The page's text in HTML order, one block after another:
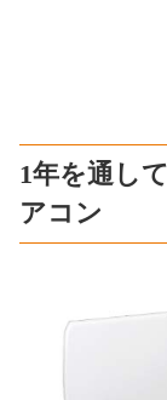
1年を通し
アコン